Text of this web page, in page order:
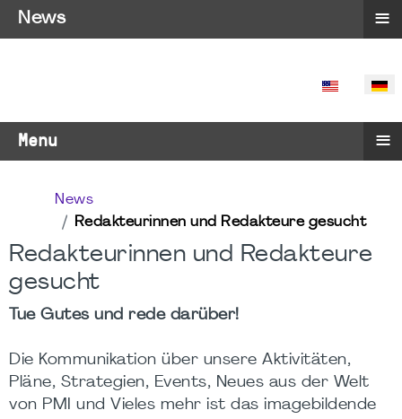
SPRACHE
Menu ≡
News
Redakteurinnen und Redakteure gesucht
Redakteurinnen und Redakteure
gesucht
Tue Gutes und rede darüber!
Die Kommunikation über unsere Aktivitäten,
Pläne, Strategien, Events, Neues aus der Welt
von PMI und Vieles mehr ist das imagebildende
News ≡